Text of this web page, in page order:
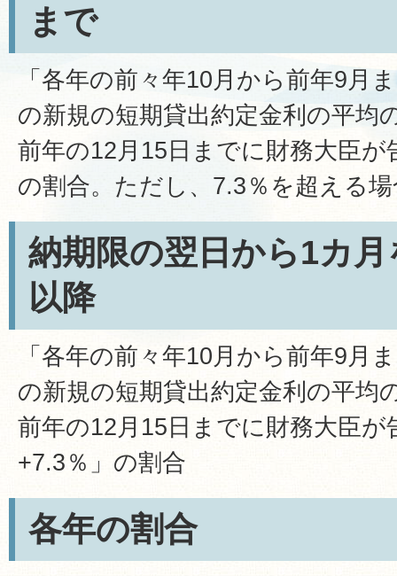
まで
「各年の前々年10月から前年9月
の新規の短期貸出約定金利の平均
前年の12月15日までに財務大臣が
の割合。ただし、7.3％を超える
納期限の翌日から1カ
以降
「各年の前々年10月から前年9月
の新規の短期貸出約定金利の平均
前年の12月15日までに財務大臣が
+7.3％」の割合
各年の割合